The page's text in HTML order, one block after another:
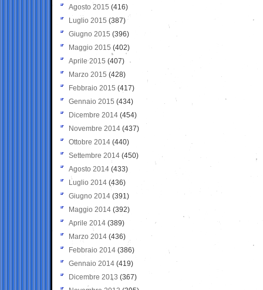
Agosto 2015 (416)
Luglio 2015 (387)
Giugno 2015 (396)
Maggio 2015 (402)
Aprile 2015 (407)
Marzo 2015 (428)
Febbraio 2015 (417)
Gennaio 2015 (434)
Dicembre 2014 (454)
Novembre 2014 (437)
Ottobre 2014 (440)
Settembre 2014 (450)
Agosto 2014 (433)
Luglio 2014 (436)
Giugno 2014 (391)
Maggio 2014 (392)
Aprile 2014 (389)
Marzo 2014 (436)
Febbraio 2014 (386)
Gennaio 2014 (419)
Dicembre 2013 (367)